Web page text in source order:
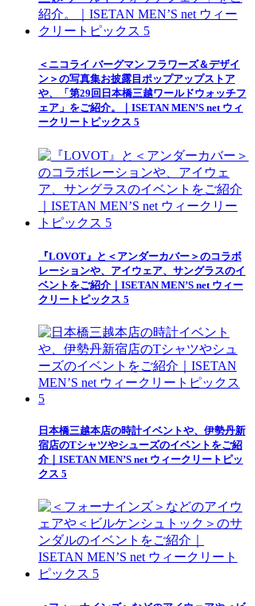
＜ニコライ バーグマン フラワーズ＆デザイ
ン＞の写真集お披露目ポップアップストア
や、「第29回日本橋三越ワールドウォッチフ
ェア」をご紹介。｜ISETAN MEN’S net ウィ
ークリートピックス 5
『LOVOT』と＜アンダーカバー＞のコラボ
レーションや、アイウェア、サングラスのイ
ベントをご紹介｜ISETAN MEN’S net ウィー
クリートピックス 5
日本橋三越本店の時計イベントや、伊勢丹新
宿店のTシャツやシューズのイベントをご紹
介｜ISETAN MEN’S net ウィークリートピッ
クス 5